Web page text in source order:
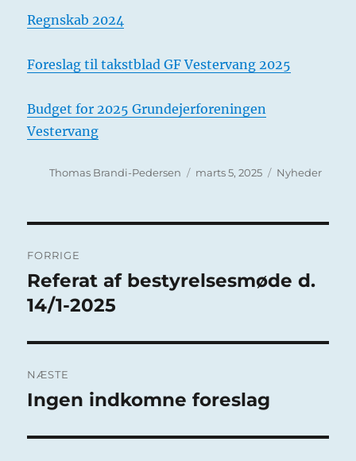
Regnskab 2024
Foreslag til takstblad GF Vestervang 2025
Budget for 2025 Grundejerforeningen
Vestervang
Forfatter
Thomas Brandi-Pedersen Udgivet
marts 5, 2025 Kategorier
Nyheder
FORRIGE
Forrige
indlæg:
Referat af bestyrelsesmøde d.
14/1-2025
NÆSTE
Næste
Ingen indkomne foreslag